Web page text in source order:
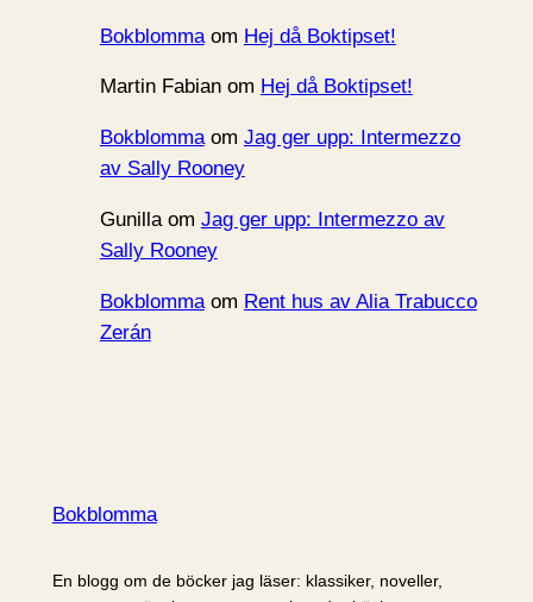
Bokblommaom Hej då Boktipset!
Martin Fabianom Hej då Boktipset!
Bokblommaom Jag ger upp: Intermezzo
av Sally Rooney
Gunillaom Jag ger upp: Intermezzo av
Sally Rooney
Bokblommaom Rent hus av Alia Trabucco
Zerán
Bokblomma
En blogg om de böcker jag läser: klassiker, noveller,